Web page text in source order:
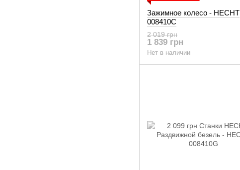
Зажимное колесо - HECHT
008410C
2 019 грн
1 839 грн
Нет в наличии